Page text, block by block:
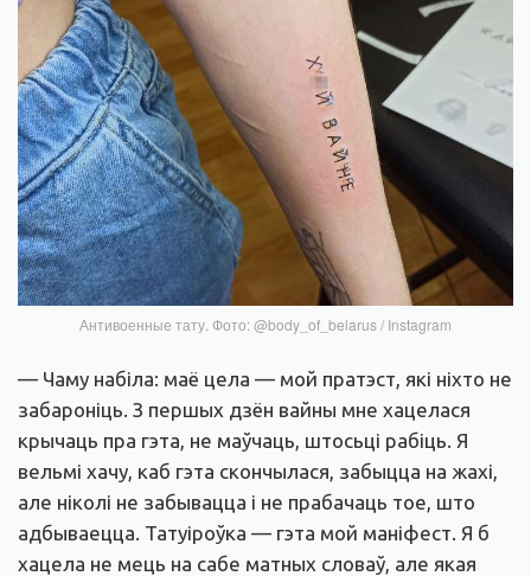
Антивоенные тату. Фото: @body_of_belarus / Instagram
— Чаму набіла: маё цела — мой пратэст, які ніхто не
забароніць. З першых дзён вайны мне хацелася
крычаць пра гэта, не маўчаць, штосьці рабіць. Я
вельмі хачу, каб гэта скончылася, забыцца на жахі,
але ніколі не забывацца і не прабачаць тое, што
адбываецца. Татуіроўка — гэта мой маніфест. Я б
хацела не мець на сабе матных словаў, але якая